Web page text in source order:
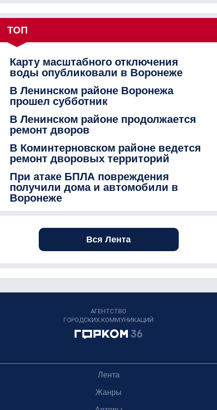
ТОП
Карту масштабного отключения
воды опубликовали в Воронеже
В Ленинском районе Воронежа
прошел субботник
В Ленинском районе продолжается
ремонт дворов
В Коминтерновском районе ведется
ремонт дворовых территорий
При атаке БПЛА повреждения
получили дома и автомобили в
Воронеже
Вся Лента
АГЕНТСТВО
ГОРОДСКИХ КОММУНИКАЦИЙ
Лента
Жанры